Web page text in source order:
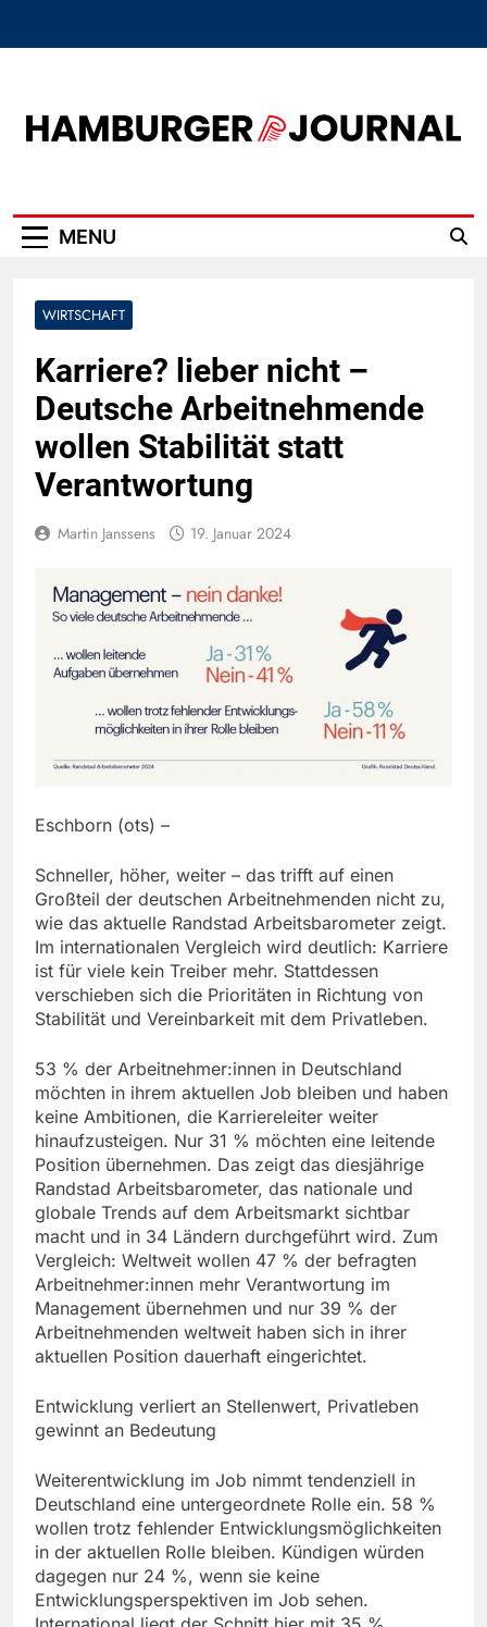
MENU
WIRTSCHAFT
Karriere? lieber nicht –
Deutsche Arbeitnehmende
wollen Stabilität statt
Verantwortung
Martin Janssens 19. Januar 2024
Eschborn (ots) –
Schneller, höher, weiter – das trifft auf einen
Großteil der deutschen Arbeitnehmenden nicht zu,
wie das aktuelle Randstad Arbeitsbarometer zeigt.
Im internationalen Vergleich wird deutlich: Karriere
ist für viele kein Treiber mehr. Stattdessen
verschieben sich die Prioritäten in Richtung von
Stabilität und Vereinbarkeit mit dem Privatleben.
53 % der Arbeitnehmer:innen in Deutschland
möchten in ihrem aktuellen Job bleiben und haben
keine Ambitionen, die Karriereleiter weiter
hinaufzusteigen. Nur 31 % möchten eine leitende
Position übernehmen. Das zeigt das diesjährige
Randstad Arbeitsbarometer, das nationale und
globale Trends auf dem Arbeitsmarkt sichtbar
macht und in 34 Ländern durchgeführt wird. Zum
Vergleich: Weltweit wollen 47 % der befragten
Arbeitnehmer:innen mehr Verantwortung im
Management übernehmen und nur 39 % der
Arbeitnehmenden weltweit haben sich in ihrer
aktuellen Position dauerhaft eingerichtet.
Entwicklung verliert an Stellenwert, Privatleben
gewinnt an Bedeutung
Weiterentwicklung im Job nimmt tendenziell in
Deutschland eine untergeordnete Rolle ein. 58 %
wollen trotz fehlender Entwicklungsmöglichkeiten
in der aktuellen Rolle bleiben. Kündigen würden
dagegen nur 24 %, wenn sie keine
Entwicklungsperspektiven im Job sehen.